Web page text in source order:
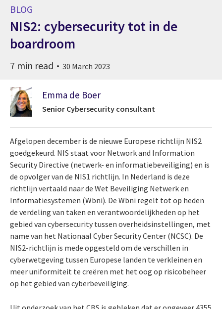
BLOG
NIS2: cybersecurity tot in de
boardroom
7 min read 30 March 2023
Emma de Boer
Senior Cybersecurity consultant
Afgelopen december is de nieuwe Europese richtlijn NIS2
goedgekeurd. NIS staat voor Network and Information
Security Directive (netwerk- en informatiebeveiliging) en is
de opvolger van de NIS1 richtlijn. In Nederland is deze
richtlijn vertaald naar de Wet Beveiliging Netwerk en
Informatiesystemen (Wbni). De Wbni regelt tot op heden
de verdeling van taken en verantwoordelijkheden op het
gebied van cybersecurity tussen overheidsinstellingen, met
name van het Nationaal Cyber Security Center (NCSC). De
NIS2-richtlijn is mede opgesteld om de verschillen in
cyberwetgeving tussen Europese landen te verkleinen en
meer uniformiteit te creëren met het oog op risicobeheer
op het gebied van cyberbeveiliging.